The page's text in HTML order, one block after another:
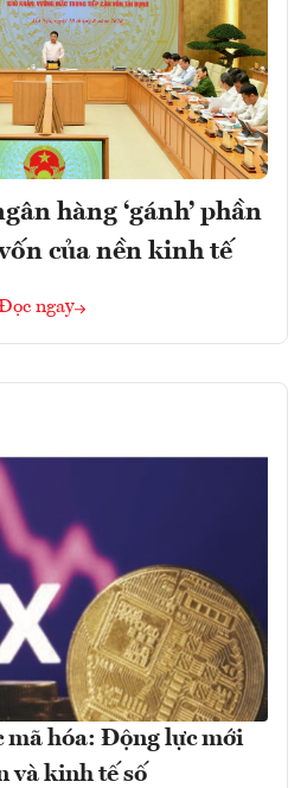
hàng ‘gánh’ phần
của nền kinh tế
ngay
mã hóa: Động lực mới
và kinh tế số